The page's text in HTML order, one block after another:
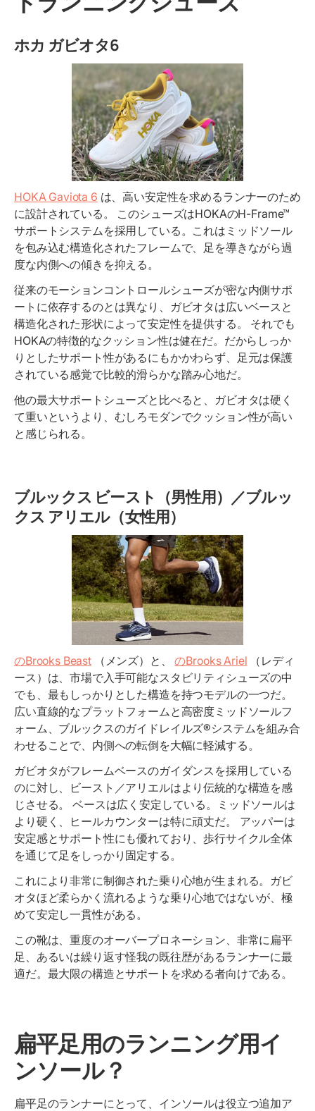
ホカ ガビオタ6
HOKA Gaviota 6 は、高い安定性を求めるランナーのため
に設計されている。 このシューズはHOKAのH-Frame™
サポートシステムを採用している。これはミッドソール
を包み込む構造化されたフレームで、足を導きながら過
度な内側への傾きを抑える。
従来のモーションコントロールシューズが密な内側サポ
ートに依存するのとは異なり、ガビオタは広いベースと
構造化された形状によって安定性を提供する。 それでも
HOKAの特徴的なクッション性は健在だ。だからしっか
りとしたサポート性があるにもかかわらず、足元は保護
されている感覚で比較的滑らかな踏み心地だ。
他の最大サポートシューズと比べると、ガビオタは硬く
て重いというより、むしろモダンでクッション性が高い
と感じられる。
ブルックス ビースト（男性用）／ブルッ
クス アリエル（女性用）
のBrooks Beast（メンズ）と、のBrooks Ariel （レディ
ース）は、市場で入手可能なスタビリティシューズの中
でも、最もしっかりとした構造を持つモデルの一つだ。
広い直線的なプラットフォームと高密度ミッドソールフ
ォーム、ブルックスのガイドレイルズ®システムを組み合
わせることで、内側への転倒を大幅に軽減する。
ガビオタがフレームベースのガイダンスを採用している
のに対し、ビースト／アリエルはより伝統的な構造を感
じさせる。 ベースは広く安定している。ミッドソールは
より硬く、ヒールカウンターは特に頑丈だ。 アッパーは
安定感とサポート性にも優れており、歩行サイクル全体
を通じて足をしっかり固定する。
これにより非常に制御された乗り心地が生まれる。ガビ
オタほど柔らかく流れるような乗り心地ではないが、極
めて安定し一貫性がある。
この靴は、重度のオーバープロネーション、非常に扁平
足、あるいは繰り返す怪我の既往歴があるランナーに最
適だ。最大限の構造とサポートを求める者向けである。
扁平足用のランニング用イ
ンソール？
扁平足のランナーにとって、インソールは役立つ追加ア